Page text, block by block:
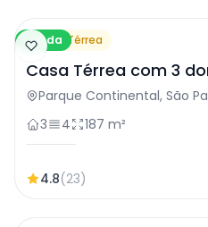
Venda
Casa Térrea
Casa Térrea com 3
Paulo
Parque Continental, São
3
4 187 m²
4.8(23)